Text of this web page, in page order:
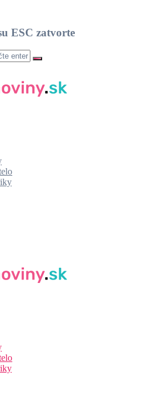
ESC zatvorte